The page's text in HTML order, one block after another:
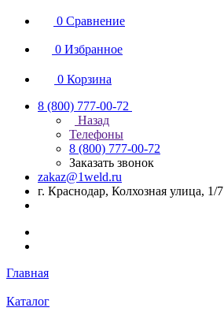
0 Сравнение
0 Избранное
0 Корзина
8 (800) 777-00-72
Назад
Телефоны
8 (800) 777-00-72
Заказать звонок
zakaz@1weld.ru
г. Краснодар, Колхозная улица, 1/7
Главная
Каталог